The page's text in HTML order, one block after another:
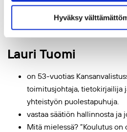
sisältö on käytettävissäsi.
Hyväksy
arvoista, joita täällä Euroopassa on
Lauri Tuomi
on 53-vuotias
toimitusjohtaja, tietokirjailija
yhteistyön puolestapuhuja.
vastaa säätiön hallinnosta ja
Mitä mielessä? ”Koulutus